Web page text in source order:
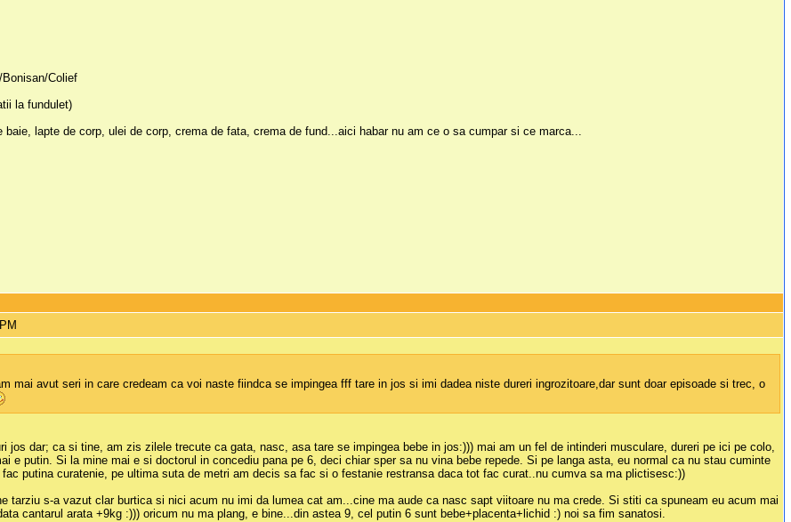
Colief
la fundulet)
lapte de corp, ulei de corp, crema de fata, crema de fund...aici habar nu am ce o sa cumpar si ce marca...
mai avut seri in care credeam ca voi naste fiindca se impingea fff tare in jos si imi dadea niste dureri ingrozitoare,dar sunt doar episoade si trec, o
jos dar; ca si tine, am zis zilele trecute ca gata, nasc, asa tare se impingea bebe in jos:))) mai am un fel de intinderi musculare, dureri pe ici pe colo,
e putin. Si la mine mai e si doctorul in concediu pana pe 6, deci chiar sper sa nu vina bebe repede. Si pe langa asta, eu normal ca nu stau cuminte
putina curatenie, pe ultima suta de metri am decis sa fac si o festanie restransa daca tot fac curat..nu cumva sa ma plictisesc:))
tarziu s-a vazut clar burtica si nici acum nu imi da lumea cat am...cine ma aude ca nasc sapt viitoare nu ma crede. Si stiti ca spuneam eu acum mai
cantarul arata +9kg :))) oricum nu ma plang, e bine...din astea 9, cel putin 6 sunt bebe+placenta+lichid :) noi sa fim sanatosi.